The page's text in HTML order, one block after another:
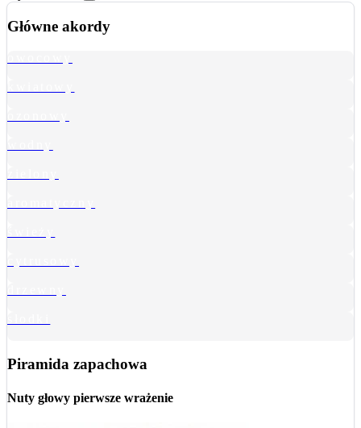
Główne akordy
Piramida zapachowa
Nuty głowy pierwsze wrażenie